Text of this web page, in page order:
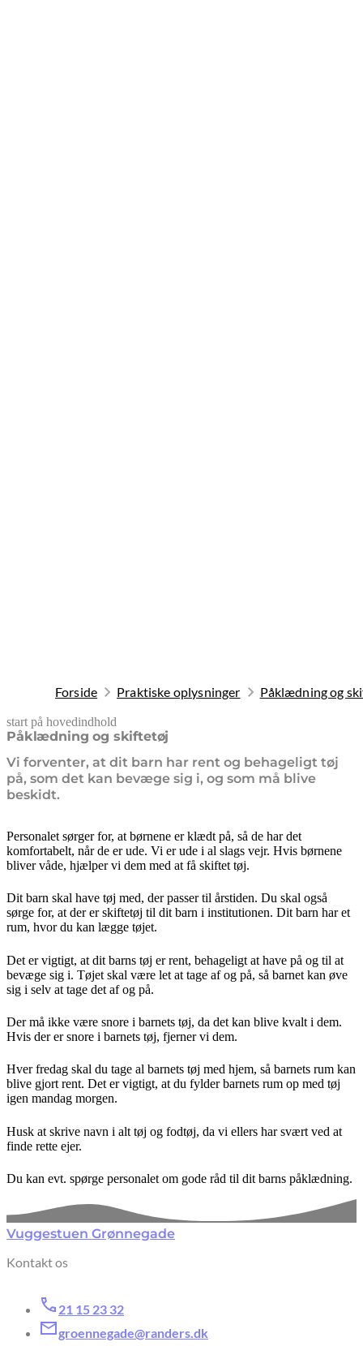
Forside Praktiske oplysninger Påklædning og
start på hovedindhold
Påklædning og skiftetøj
Vi forventer, at dit barn har rent og behageligt tøj
på, som det kan bevæge sig i, og som må blive
beskidt.
senest opdateret 9. februar 2026
Personalet sørger for, at børnene er klædt på, så de har det
komfortabelt, når de er ude. Vi er ude i al slags vejr. Hvis børnene
bliver våde, hjælper vi dem med at få skiftet tøj.
Dit barn skal have tøj med, der passer til årstiden. Du skal også
sørge for, at der er skiftetøj til dit barn i institutionen. Dit barn har et
rum, hvor du kan lægge tøjet.
Det er vigtigt, at dit barns tøj er rent, behageligt at have på og til at
bevæge sig i. Tøjet skal være let at tage af og på, så barnet kan øve
sig i selv at tage det af og på.
Der må ikke være snore i barnets tøj, da det kan blive kvalt i dem.
Hvis der er snore i barnets tøj, fjerner vi dem.
Hver fredag skal du tage al barnets tøj med hjem, så barnets rum kan
blive gjort rent. Det er vigtigt, at du fylder barnets rum op med tøj
igen mandag morgen.
Husk at skrive navn i alt tøj og fodtøj, da vi ellers har svært ved at
finde rette ejer.
Du kan evt. spørge personalet om gode råd til dit barns påklædning.
Vuggestuen Grønnegade
Kontakt os
21 15 23 32
groennegade@randers.dk